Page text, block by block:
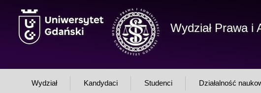
Wydział Prawa i
Wydział Kandydaci Studenci Działalność